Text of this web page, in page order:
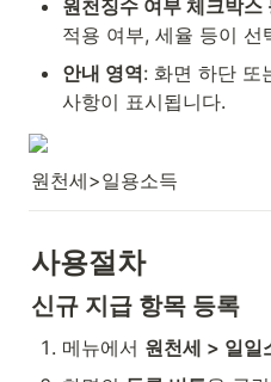
원천징수 여부 체크박스
적용 여부, 세율 등이 선
안내 영역: 화면 하단 또
사항이 표시됩니다.
원천세>일용소득
사용절차
신규 지급 항목 등록
메뉴에서 원천세 > 일일